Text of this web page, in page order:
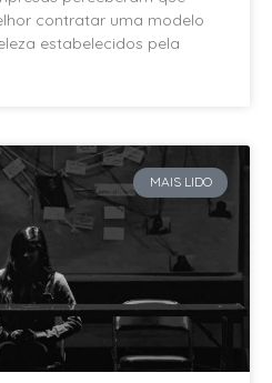
contratar uma modelo
estabelecidos pela
MAIS LIDO